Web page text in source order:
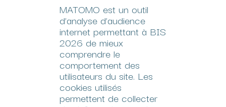
MATOMO est un outil
d’analyse d’audience
internet permettant à BIS
2026 de mieux
comprendre le
comportement des
utilisateurs du site. Les
cookies utilisés
permettent de collecter